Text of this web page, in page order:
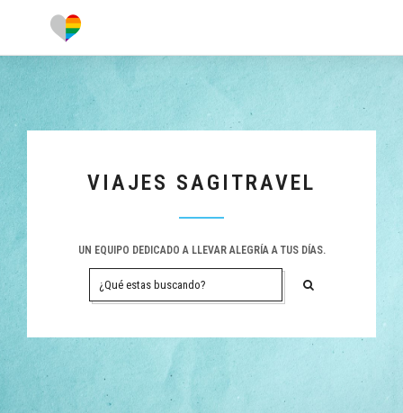
VIAJES SAGITRAVEL
UN EQUIPO DEDICADO A LLEVAR ALEGRÍA A TUS DÍAS.